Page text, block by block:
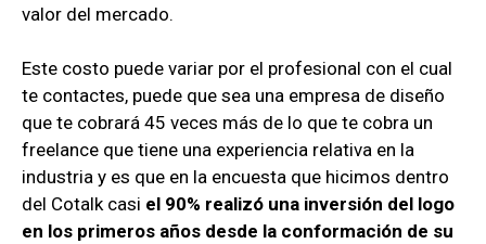
valor del mercado.
Este costo puede variar por el profesional con el cual
te contactes, puede que sea una empresa de diseño
que te cobrará 45 veces más de lo que te cobra un
freelance que tiene una experiencia relativa en la
industria y es que en la encuesta que hicimos dentro
del Cotalk casi el 90% realizó una inversión del logo
en los primeros años desde la conformación de su